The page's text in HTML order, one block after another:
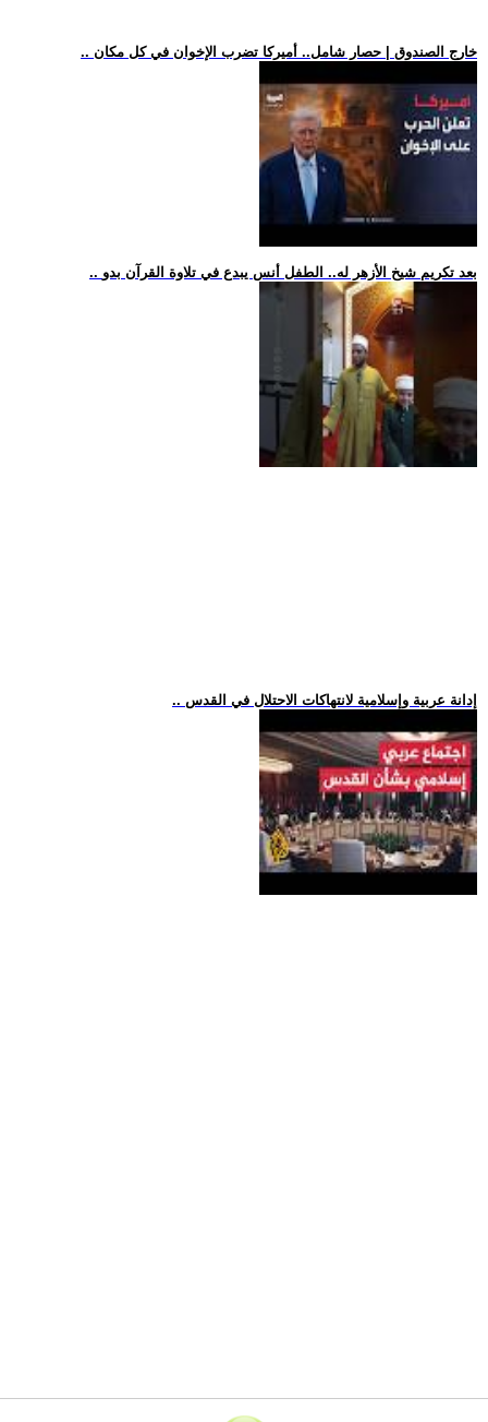
.. خارج الصندوق | حصار شامل.. أميركا تضرب الإخوان في كل مكان
.. بعد تكريم شيخ الأزهر له.. الطفل أنس يبدع في تلاوة القرآن بدو
.. إدانة عربية وإسلامية لانتهاكات الاحتلال في القدس